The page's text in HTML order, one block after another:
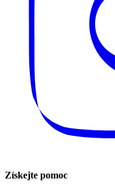
Získejte pomoc